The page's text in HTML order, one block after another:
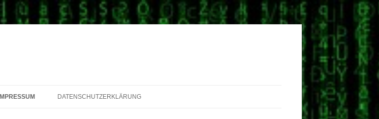
IMPRESSUM DATENSCHUTZERKLÄRUNG